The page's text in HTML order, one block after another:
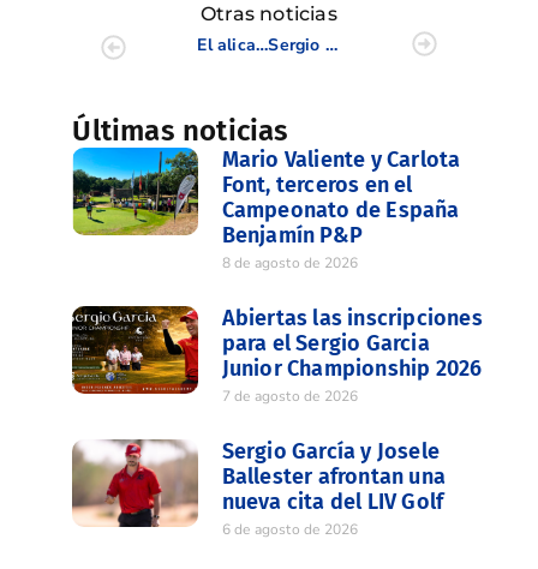
Otras noticias
El alicantino Carlos Aguilar crece en Europa
Sergio García cierra con 75 golpes un esquivo US Open
Últimas noticias
Mario Valiente y Carlota
Font, terceros en el
Campeonato de España
Benjamín P&P
8 de agosto de 2026
Abiertas las inscripciones
para el Sergio Garcia
Junior Championship 2026
7 de agosto de 2026
Sergio García y Josele
Ballester afrontan una
nueva cita del LIV Golf
6 de agosto de 2026